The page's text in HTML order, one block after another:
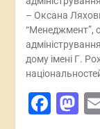
– Оксана
“Менеджмент”,
дому імені Г.